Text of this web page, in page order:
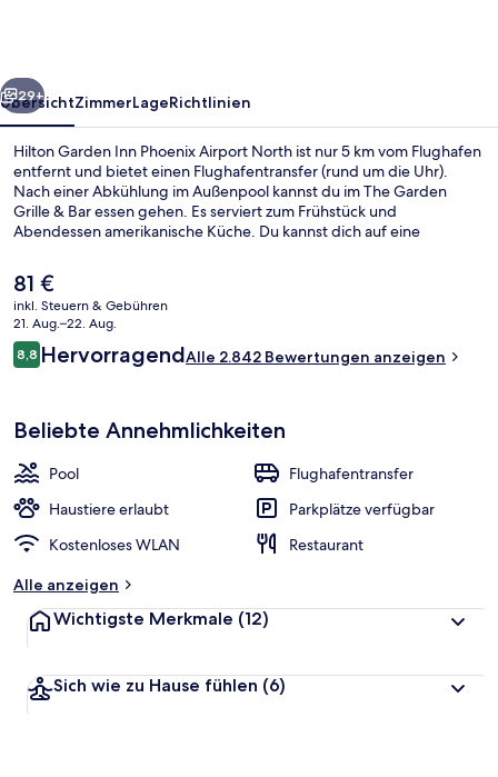
Weiter
29+
ÜbersichtZimmerLageRichtlinien
Hilton Garden Inn Phoenix Airport North ist nur 5 km vom Flughafen
entfernt und bietet einen Flughafentransfer (rund um die Uhr).
Nach einer Abkühlung im Außenpool kannst du im The Garden
Grille & Bar essen gehen. Es serviert zum Frühstück und
Abendessen amerikanische Küche. Du kannst dich auf eine
freuen. Die Zimmer sind mit Kühlschränken und Mikrowellen
versehen. Anderen Reisenden gefallen das hilfsbereite Personal
und das Restaurant sehr gut. Die öffentlichen Verkehrsmittel sind
nur einen kurzen Fußmarsch entfernt: Zur Station 38th Street -
Washington sind es 6 Minuten und zur Station 44th Street -
Washington 13 Minuten.
Der
aktuelle
Preis
beträgt
81 €.
81 €
inkl. Steuern & Gebühren
21. Aug.–22. Aug.
Bewertungen
8,88,8 von 10.
HervorragendAlle 2.842 Bewertungen anzeigen
Beliebte Annehmlichkeiten
Pool
Flughafentransfer
Haustiere erlaubt
Parkplätze verfügbar
Kostenloses WLAN
Restaurant
Alle anzeigen
Wichtigste Merkmale (12)
Sich wie zu Hause fühlen (6)